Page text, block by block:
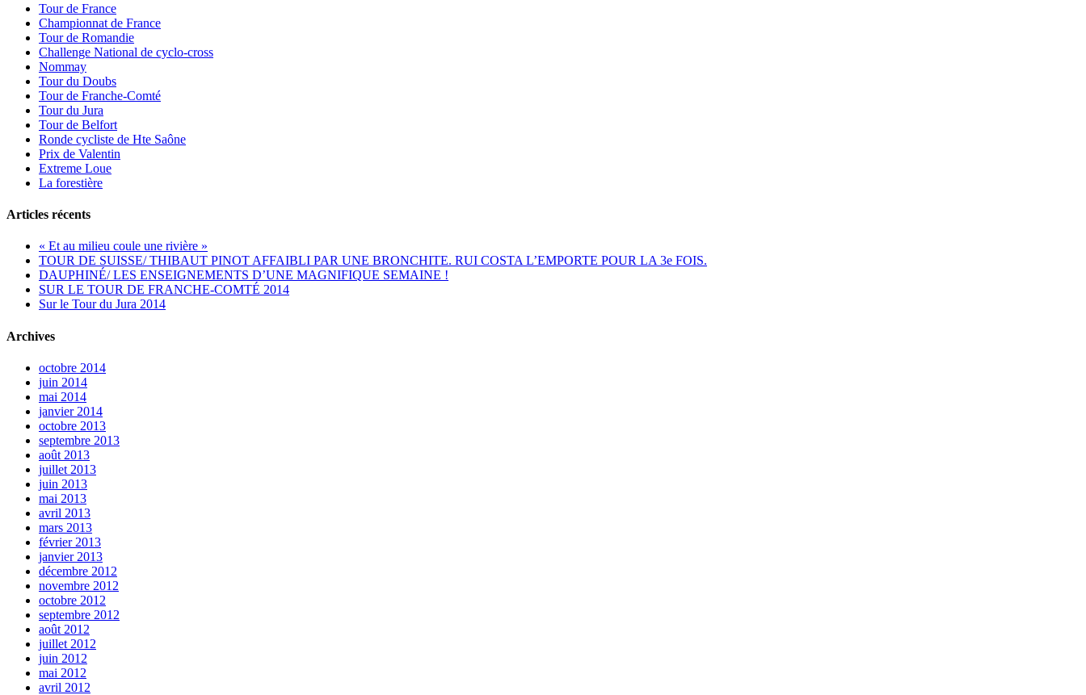
Tour de France
Championnat de France
Tour de Romandie
Challenge National de cyclo-cross
Nommay
Tour du Doubs
Tour de Franche-Comté
Tour du Jura
Tour de Belfort
Ronde cycliste de Hte Saône
Prix de Valentin
Extreme Loue
La forestière
Articles récents
« Et au milieu coule une rivière »
TOUR DE SUISSE/ THIBAUT PINOT AFFAIBLI PAR UNE BRONCHITE. RUI COSTA L’EMPORTE POUR LA 3e FOIS.
DAUPHINÉ/ LES ENSEIGNEMENTS D’UNE MAGNIFIQUE SEMAINE !
SUR LE TOUR DE FRANCHE-COMTÉ 2014
Sur le Tour du Jura 2014
Archives
octobre 2014
juin 2014
mai 2014
janvier 2014
octobre 2013
septembre 2013
août 2013
juillet 2013
juin 2013
mai 2013
avril 2013
mars 2013
février 2013
janvier 2013
décembre 2012
novembre 2012
octobre 2012
septembre 2012
août 2012
juillet 2012
juin 2012
mai 2012
avril 2012